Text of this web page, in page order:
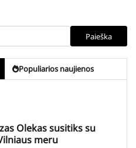
Paieška
Populiarios naujienos
Olekas susitiks su
meru